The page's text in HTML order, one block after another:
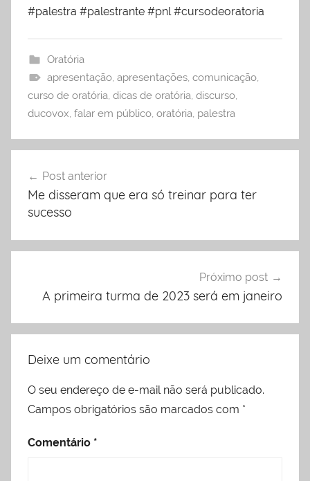
#palestra #palestrante #pnl #cursodeoratoria
Oratória
apresentação, apresentações, comunicação,
curso de oratória, dicas de oratória, discurso,
ducovox, falar em público, oratória, palestra
de
Post
Post anterior
Me disseram que era só treinar para ter
sucesso
Próximo post
A primeira turma de 2023 será em janeiro
Deixe um comentário
O seu endereço de e-mail não será publicado.
Campos obrigatórios são marcados com *
Comentário *